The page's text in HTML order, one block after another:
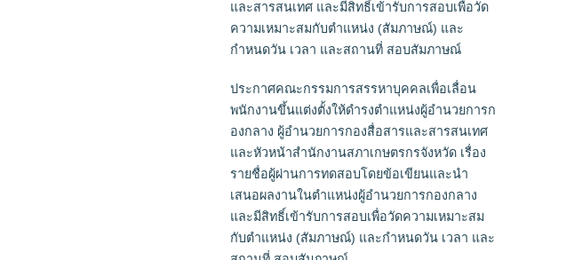
และสารสนเทศ และมีสิทธิ์เข้ารับการสอบเพื่อวัด
ความเหมาะสมกับตำแหน่ง (สัมภาษณ์) และ
กำหนดวัน เวลา และสถานที่ สอบสัมภาษณ์
ประกาศคณะกรรมการสรรหาบุคคลเพื่อเลื่อน
พนักงานขึ้นแต่งตั้งให้ดำรงตำแหน่งผู้อำนวยการก
องกลาง ผู้อำนวยการกองสื่อสารและสารสนเทศ
และหัวหน้าสำนักงานสภาเกษตรกรจังหวัด เรื่อง
รายชื่อผู้ผ่านการทดสอบโดยข้อเขียนและนำ
เสนอผลงานในตำแหน่งผู้อำนวยการกองกลาง
และมีสิทธิ์เข้ารับการสอบเพื่อวัดความเหมาะสม
กับตำแหน่ง (สัมภาษณ์) และกำหนดวัน เวลา และ